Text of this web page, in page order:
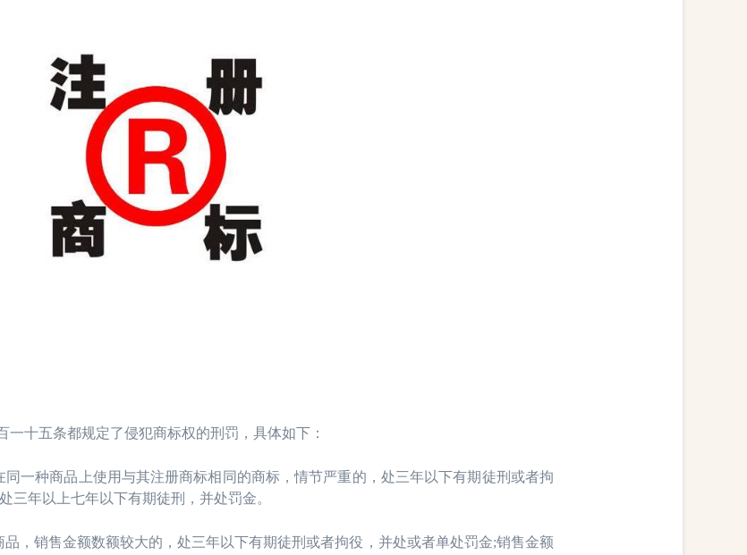
十五条都规定了侵犯商标权的刑罚，具体如下：
种商品上使用与其注册商标相同的商标，情节严重的，处三年以下有期徒刑或者拘
三年以上七年以下有期徒刑，并处罚金。
销售金额数额较大的，处三年以下有期徒刑或者拘役，并处或者单处罚金;销售金额